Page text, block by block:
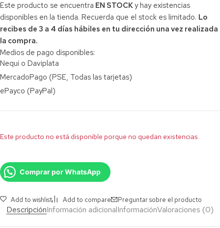
Este producto se encuentra EN STOCKy hay existencias
disponibles en la tienda. Recuerda que el stock es limitado. Lo
recibes de 3 a 4 días hábiles en tu dirección una vez realizada
la compra.
Medios de pago disponibles:
Nequi o Daviplata
MercadoPago (PSE, Todas las tarjetas)
ePayco (PayPal)
Este producto no está disponible porque no quedan existencias.
Comprar por WhatsApp
Add to wishlist Add to compare Preguntar sobre el producto
DescripciónInformación adicionalInformaciónValoraciones (0)